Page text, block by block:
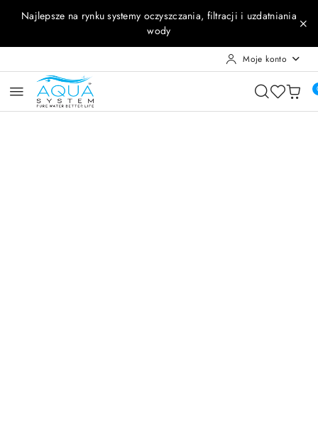
Przejdź do treści głównej
Przejdź do wyszukiwarki
Przejdź do moje konto
Przejdź do menu głównego
Przejdź do opisu produktu
Przejdź do stopki
Najlepsze na rynku systemy oczyszczania, filtracji i uzdatniania
wody
Moje konto